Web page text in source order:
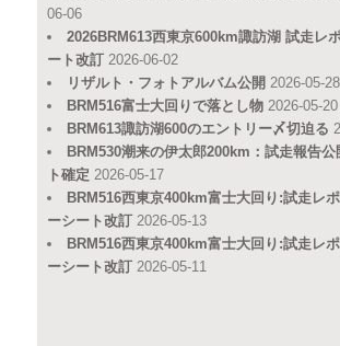
06-06
2026BRM613西東京600km諏訪湖 試走レ
ート改訂 2026-06-02
リザルト・フォトアルバム公開 2026-05-28
BRM516富士大回りで落とし物 2026-05-20
BRM613諏訪湖600のエントリー〆切迫る
BRM530潮来の伊太郎200km：試走報告
ト確定 2026-05-17
BRM516西東京400km富士大回り:試走レ
ーシート改訂 2026-05-13
BRM516西東京400km富士大回り:試走レ
ーシート改訂 2026-05-11